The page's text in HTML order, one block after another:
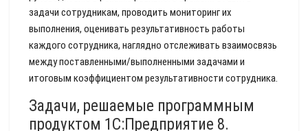
задачи сотрудникам, проводить мониторинг их
выполнения, оценивать результативность работы
каждого сотрудника, наглядно отслеживать взаимосвязь
между поставленными/выполненными задачами и
итоговым коэффициентом результативности сотрудника.
Задачи, решаемые программным
продуктом 1С:Предприятие 8.